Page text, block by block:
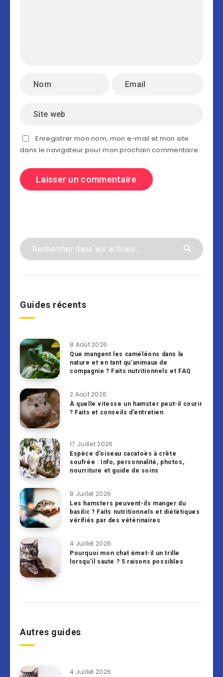
Enregistrer mon nom, mon e-mail et mon site
dans le navigateur pour mon prochain commentaire.
Guides récents
8 Août 2026
Que mangent les caméléons dans la
nature et en tant qu’animaux de
compagnie ? Faits nutritionnels et FAQ
2 Août 2026
À quelle vitesse un hamster peut-il courir
? Faits et conseils d’entretien
17 Juillet 2026
Espèce d’oiseau cacatoès à crête
soufrée : Info, personnalité, photos,
nourriture et guide de soins
8 Juillet 2026
Les hamsters peuvent-ils manger du
basilic ? Faits nutritionnels et diététiques
vérifiés par des vétérinaires
4 Juillet 2026
Pourquoi mon chat émet-il un trille
lorsqu’il saute ? 5 raisons possibles
Autres guides
4 Juillet 2026